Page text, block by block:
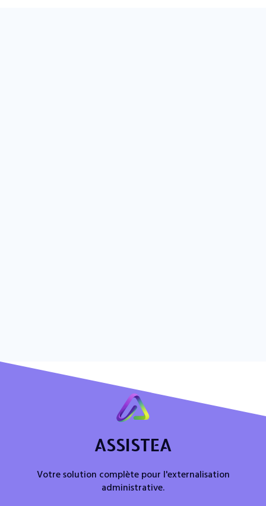
ASSISTEA
Votre solution complète pour l'externalisation
administrative.